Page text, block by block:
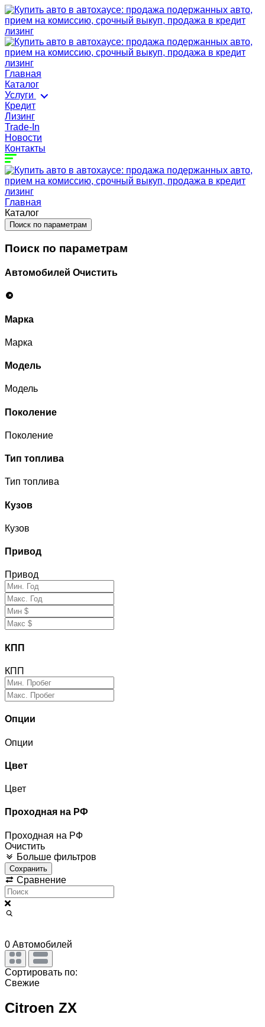
Главная
Каталог
Услуги
Кредит
Лизинг
Trade-In
Новости
Контакты
Главная
Каталог
Поиск по параметрам
Поиск по параметрам
Автомобилей Очистить
Марка
Марка
Модель
Модель
Поколение
Поколение
Тип топлива
Тип топлива
Кузов
Кузов
Привод
Привод
КПП
КПП
Опции
Опции
Цвет
Цвет
Проходная на РФ
Проходная на РФ
Очистить
Больше фильтров
Сохранить
Сравнение
0 Автомобилей
Сортировать по:
Свежие
Citroen ZX